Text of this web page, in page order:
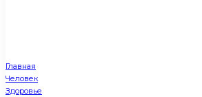
Главная
Человек
Здоровье